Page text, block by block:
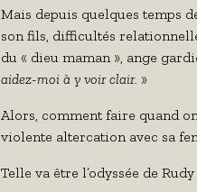
Mais depuis quelques temps
son fils, difficultés
du « dieu maman », ange
aidez-moi à y voir clair. »
Alors, comment faire quand
violente altercation avec sa
Telle va être l’odyssée de Rudy